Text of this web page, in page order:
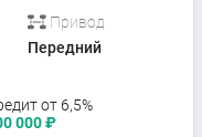
Привод
Передний
от 6,5%
000₽